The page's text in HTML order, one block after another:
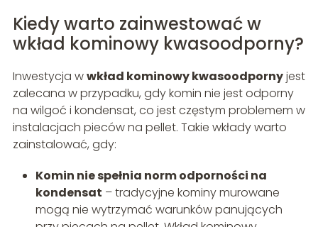
Kiedy warto zainwestować w
wkład kominowy kwasoodporny?
Inwestycja wwkład kominowy kwasoodpornyjest
zalecana w przypadku, gdy komin nie jest odporny
na wilgoć i kondensat, co jest częstym problemem w
instalacjach pieców na pellet. Takie wkłady warto
zainstalować, gdy:
Komin nie spełnia norm odporności na
kondensat – tradycyjne kominy murowane
mogą nie wytrzymać warunków panujących